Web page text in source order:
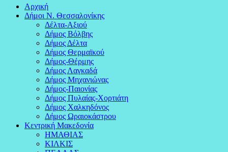
Αρχική
Δήμοι Ν. Θεσσαλονίκης
Δέλτα-Αξιού
Δήμος Βόλβης
Δήμος Δέλτα
Δήμος Θερμαϊκού
Δήμος-Θέρμης
Δήμος Λαγκαδά
Δήμος Μηχανιώνας
Δήμος-Παιονίας
Δήμος Πυλαίας-Χορτιάτη
Δήμος Χαλκηδόνος
Δήμος Ωραιοκάστρου
Κεντρική Μακεδονία
ΗΜΑΘΙΑΣ
ΚΙΛΚΙΣ